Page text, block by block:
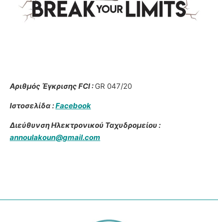
Αριθμός Έγκρισης FCI : GR 047/20
Ιστοσελίδα :Facebook
Διεύθυνση Ηλεκτρονικού Ταχυδρομείου :
annoulakoun@gmail.com